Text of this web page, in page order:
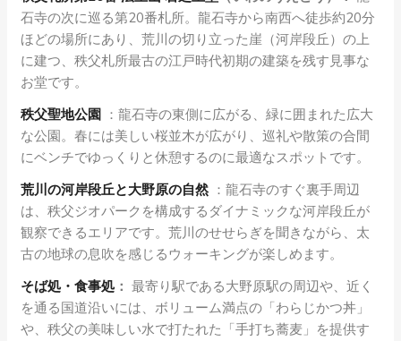
石寺の次に巡る第20番札所。龍石寺から南西へ徒歩約20分
ほどの場所にあり、荒川の切り立った崖（河岸段丘）の上
に建つ、秩父札所最古の江戸時代初期の建築を残す見事な
お堂です。
秩父聖地公園 ：龍石寺の東側に広がる、緑に囲まれた広大
な公園。春には美しい桜並木が広がり、巡礼や散策の合間
にベンチでゆっくりと休憩するのに最適なスポットです。
荒川の河岸段丘と大野原の自然：龍石寺のすぐ裏手周辺
は、秩父ジオパークを構成するダイナミックな河岸段丘が
観察できるエリアです。荒川のせせらぎを聞きながら、太
古の地球の息吹を感じるウォーキングが楽しめます。
そば処・食事処： 最寄り駅である大野原駅の周辺や、近く
を通る国道沿いには、ボリューム満点の「わらじかつ丼」
や、秩父の美味しい水で打たれた「手打ち蕎麦」を提供す